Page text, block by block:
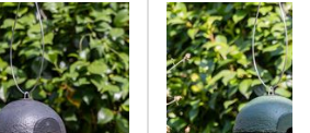
398 mm
302 mm
176 mm